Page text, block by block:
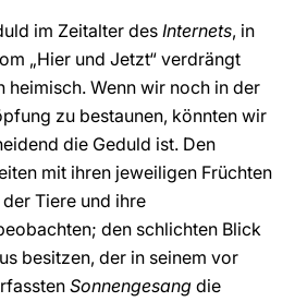
im Zeitalter des Internets, in
„Hier und Jetzt“ verdrängt
Wenn wir noch in der
zu bestaunen, könnten wir
die Geduld ist. Den
mit ihren jeweiligen Früchten
Tiere und ihre
den schlichten Blick
besitzen, der in seinem vor
Sonnengesang die